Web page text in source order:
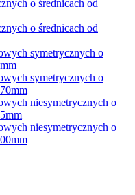
o średnicach od
o średnicach od
symetrycznych o
symetrycznych o
niesymetrycznych o
niesymetrycznych o